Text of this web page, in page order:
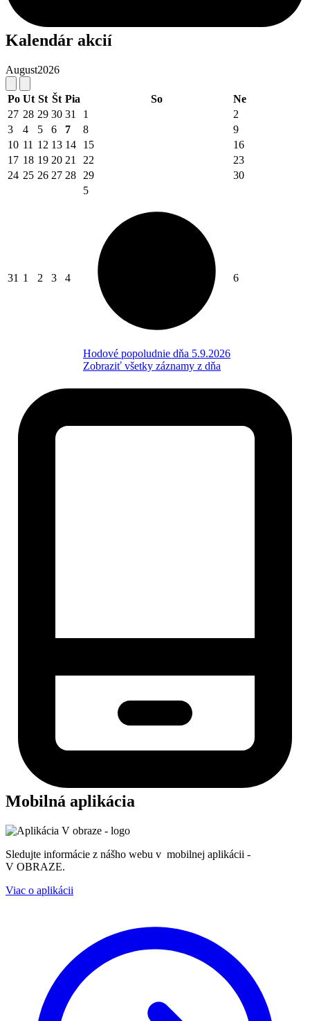
Kalendár akcií
August2026
Po Ut St Št Pia So
Ne
27 28 29 30 31 1
2
3
4 5 6 7 8
9
10 11 12 13 14 15
16
17 18 19 20 21 22
23
24 25 26 27 28 29 30
31 1 2 3 4
5
Hodové popoludnie dňa 5.9.2026
Zobraziť všetky záznamy z dňa
6
Mobilná aplikácia
Sledujte informácie z nášho webu v mobilnej aplikácii -
V OBRAZE.
Viac o aplikácii